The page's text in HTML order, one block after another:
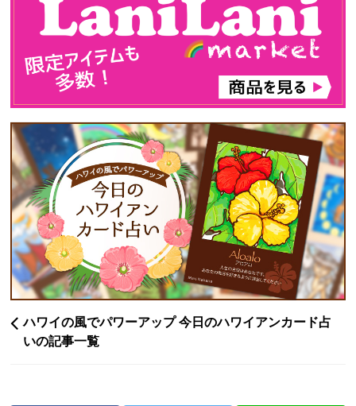
ハワイの風でパワーアップ 今日のハワイアンカード占
いの記事一覧